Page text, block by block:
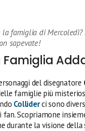
la famiglia di
sapevate!
Famiglia
del disegnatore
famiglie più
Colliderci sono
Scopriamone
durante la visione della